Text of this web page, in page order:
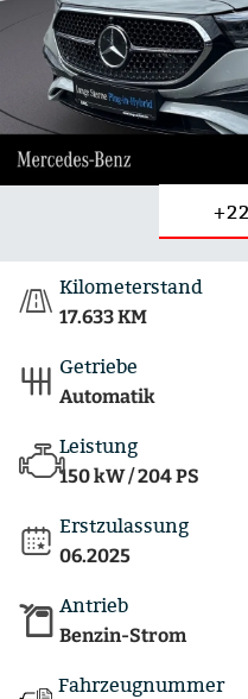
Kilometerstand
17.633 KM
Getriebe
Automatik
Leistung
150 kW / 204 PS
Erstzulassung
06.2025
Antrieb
Benzin-Strom
Fahrzeugnummer